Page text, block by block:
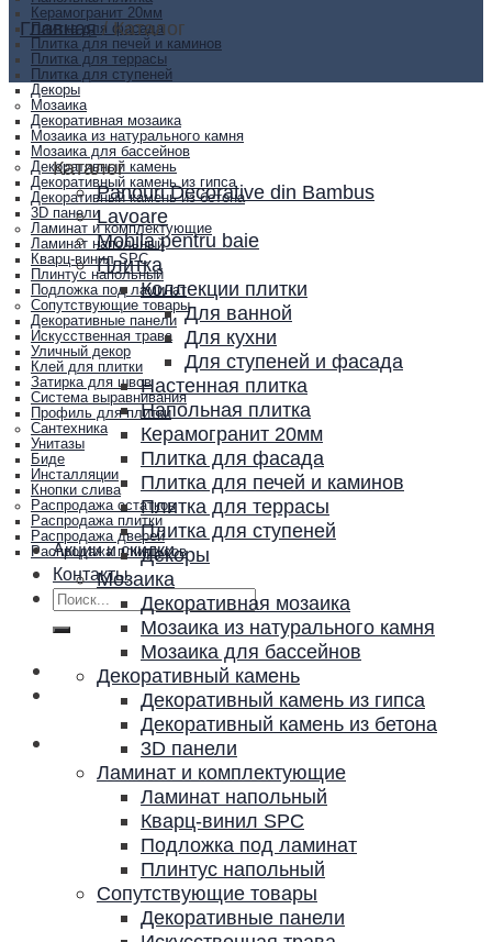
Керамогранит 20мм
Плитка для фасада
Плитка для печей и каминов
Плитка для террасы
Плитка для ступеней
Декоры
Мозаика
Декоративная мозаика
Мозаика из натурального камня
Мозаика для бассейнов
Декоративный камень
Декоративный камень из гипса
Декоративный камень из бетона
3D панели
Ламинат и комплектующие
Ламинат напольный
Кварц-винил SPC
Плинтус напольный
Подложка под ламинат
Сопутствующие товары
Декоративные панели
Искусственная трава
Уличный декор
Клей для плитки
Затирка для швов
Система выравнивания
Профиль для плитки
Сантехника
Унитазы
Биде
Инсталляции
Кнопки слива
Распродажа остатков
Распродажа плитки
Распродажа дверей
Распродажа плинтусов
Акции и скидки
Контакты
Искать:
Главная /Каталог
Каталог
Panouri Decorative din Bambus
Lavoare
Mobila pentru baie
Плитка
Коллекции плитки
Для ванной
Для кухни
Для ступеней и фасада
Настенная плитка
Напольная плитка
Керамогранит 20мм
Плитка для фасада
Плитка для печей и каминов
Плитка для террасы
Плитка для ступеней
Декоры
Мозаика
Декоративная мозаика
Мозаика из натурального камня
Мозаика для бассейнов
Декоративный камень
Декоративный камень из гипса
Декоративный камень из бетона
3D панели
Ламинат и комплектующие
Ламинат напольный
Кварц-винил SPC
Подложка под ламинат
Плинтус напольный
Сопутствующие товары
Декоративные панели